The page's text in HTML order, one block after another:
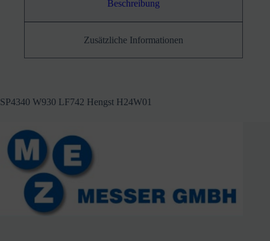
Beschreibung
Zusätzliche Informationen
SP4340 W930 LF742 Hengst H24W01